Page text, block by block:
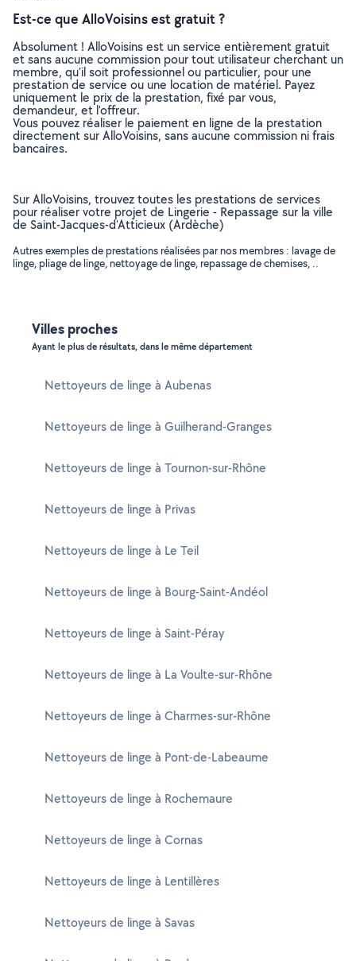
Est-ce que AlloVoisins est gratuit ?
Absolument ! AlloVoisins est un service entièrement gratuit
et sans aucune commission pour tout utilisateur cherchant un
membre, qu’il soit professionnel ou particulier, pour une
prestation de service ou une location de matériel. Payez
uniquement le prix de la prestation, fixé par vous,
demandeur, et l’offreur.
Vous pouvez réaliser le paiement en ligne de la prestation
directement sur AlloVoisins, sans aucune commission ni frais
bancaires.
Sur AlloVoisins, trouvez toutes les prestations de services
pour réaliser votre projet de Lingerie - Repassage sur la ville
de Saint-Jacques-d'Atticieux (Ardèche)
Autres exemples de prestations réalisées par nos membres : lavage de
linge, pliage de linge, nettoyage de linge, repassage de chemises, ..
Villes proches
Ayant le plus de résultats, dans le même département
Nettoyeurs de linge à Aubenas
Nettoyeurs de linge à Guilherand-Granges
Nettoyeurs de linge à Tournon-sur-Rhône
Nettoyeurs de linge à Privas
Nettoyeurs de linge à Le Teil
Nettoyeurs de linge à Bourg-Saint-Andéol
Nettoyeurs de linge à Saint-Péray
Nettoyeurs de linge à La Voulte-sur-Rhône
Nettoyeurs de linge à Charmes-sur-Rhône
Nettoyeurs de linge à Pont-de-Labeaume
Nettoyeurs de linge à Rochemaure
Nettoyeurs de linge à Cornas
Nettoyeurs de linge à Lentillères
Nettoyeurs de linge à Savas